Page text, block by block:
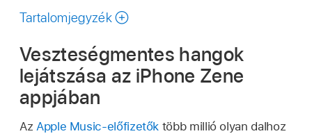
útmutatóban
Tartalomjegyzék
Veszteségmentes hangok
lejátszása az iPhone Zene
appjában
Az Apple Music-előfizetők több millió olyan dalhoz